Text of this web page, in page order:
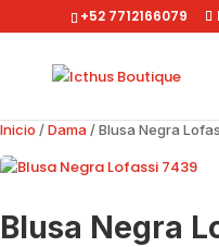
+52 7712166079
Inicio /Dama / Blusa Negra
Blusa Negra